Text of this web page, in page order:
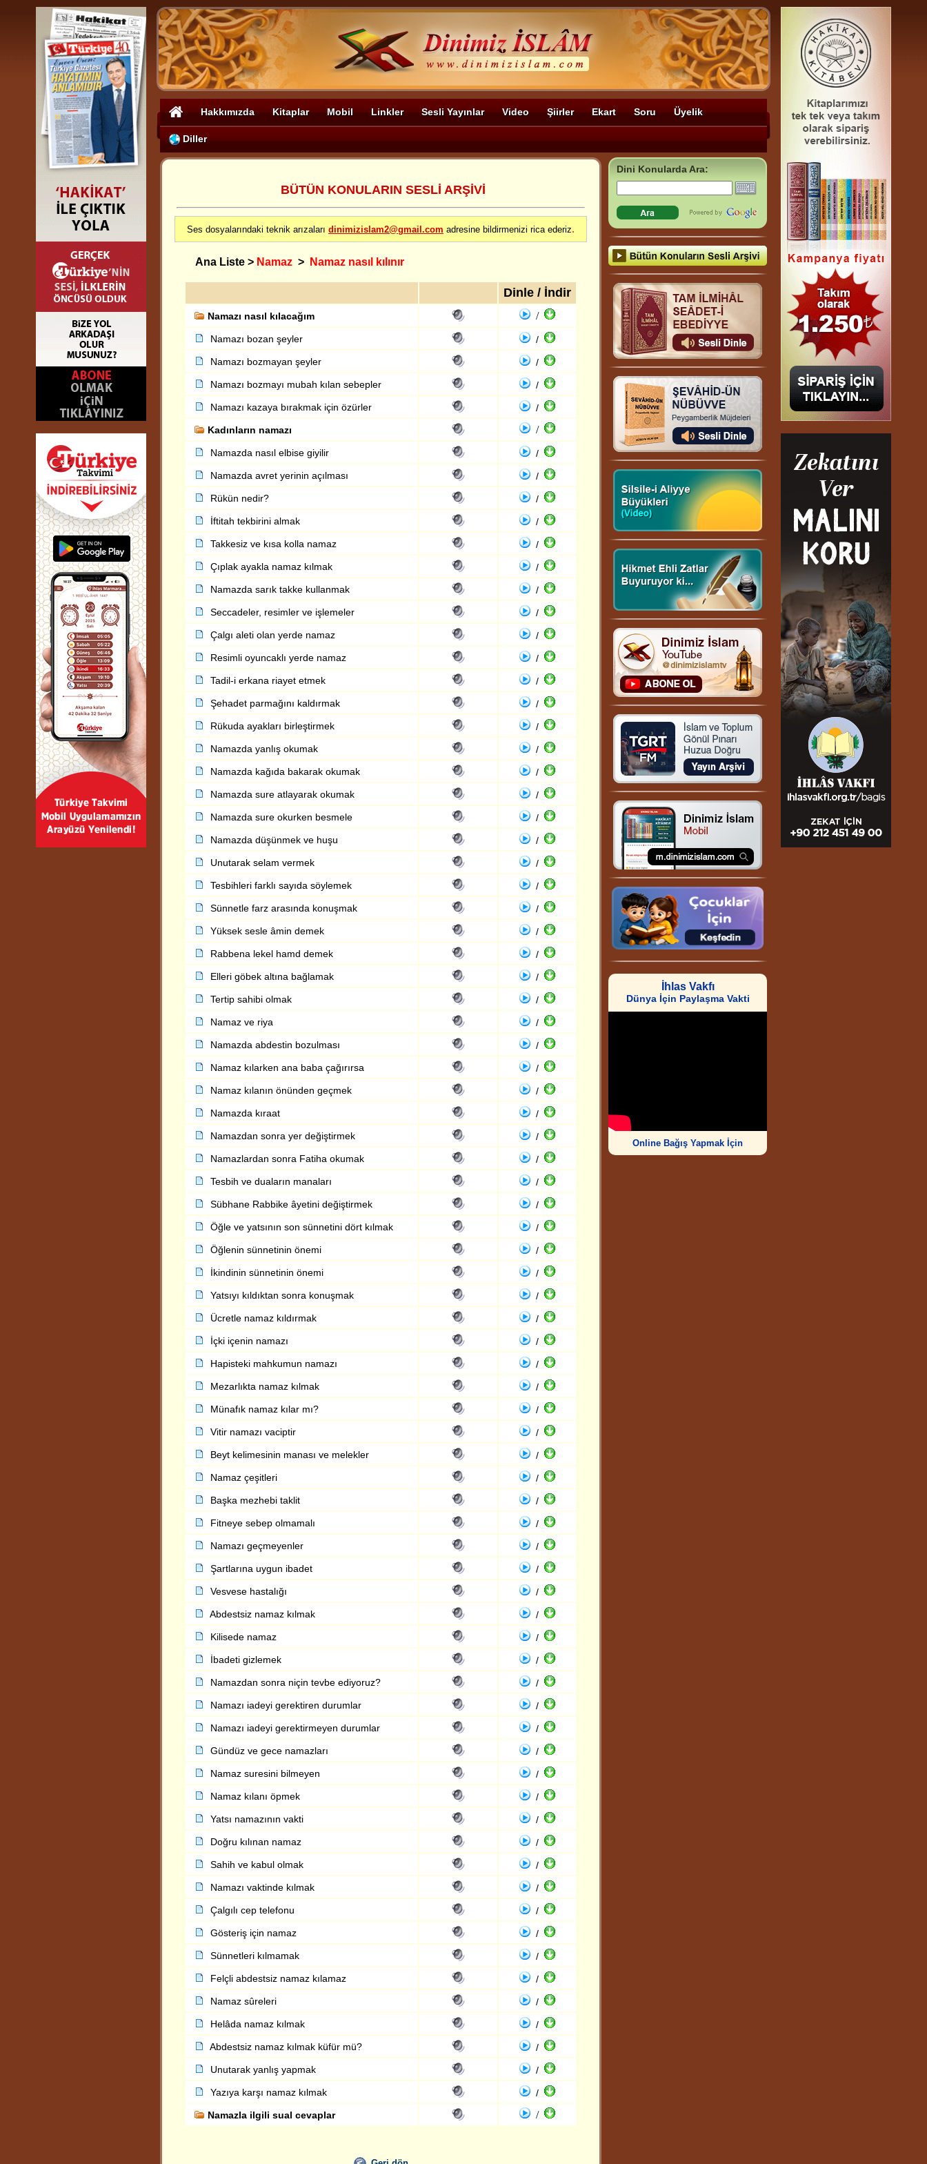
Hakkımızda Kitaplar Mobil Linkler Sesli Yayınlar Video Şiirler Ekart Soru Üyelik
Diller
BÜTÜN KONULARIN SESLİ ARŞİVİ
Ses dosyalarındaki teknik arızaları dinimizislam2@gmail.com adresine bildirmenizi rica ederiz.
Ana Liste > Namaz > Namaz nasıl kılınır
Dinle / İndir
Namazı nasıl kılacağım /
Namazı bozan şeyler
/
Namazı bozmayan şeyler
/
Namazı bozmayı mubah kılan sebepler
/
Namazı kazaya bırakmak için özürler
/
Kadınların namazı
/
Namazda nasıl elbise giyilir
/
Namazda avret yerinin açılması
/
Rükün nedir?
/
İftitah tekbirini almak
/
Takkesiz ve kısa kolla namaz
/
Çıplak ayakla namaz kılmak
/
Namazda sarık takke kullanmak
/
Seccadeler, resimler ve işlemeler
/
Çalgı aleti olan yerde namaz
/
Resimli oyuncaklı yerde namaz
/
Tadil-i erkana riayet etmek
/
Şehadet parmağını kaldırmak
/
Rükuda ayakları birleştirmek
/
Namazda yanlış okumak
/
Namazda kağıda bakarak okumak
/
Namazda sure atlayarak okumak
/
Namazda sure okurken besmele
/
Namazda düşünmek ve huşu
/
Unutarak selam vermek
/
Tesbihleri farklı sayıda söylemek
/
Sünnetle farz arasında konuşmak
/
Yüksek sesle âmin demek
/
Rabbena lekel hamd demek
/
Elleri göbek altına bağlamak
/
Tertip sahibi olmak
/
Namaz ve riya
/
Namazda abdestin bozulması
/
Namaz kılarken ana baba çağırırsa
/
Namaz kılanın önünden geçmek
/
Namazda kıraat
/
Namazdan sonra yer değiştirmek
/
Namazlardan sonra Fatiha okumak
/
Tesbih ve duaların manaları
/
Sübhane Rabbike âyetini değiştirmek
/
Öğle ve yatsının son sünnetini dört kılmak
/
Öğlenin sünnetinin önemi
/
İkindinin sünnetinin önemi
/
Yatsıyı kıldıktan sonra konuşmak
/
Ücretle namaz kıldırmak
/
İçki içenin namazı
/
Hapisteki mahkumun namazı
/
Mezarlıkta namaz kılmak
/
Münafık namaz kılar mı?
/
Vitir namazı vaciptir
/
Beyt kelimesinin manası ve melekler
/
Namaz çeşitleri
/
Başka mezhebi taklit
/
Fitneye sebep olmamalı
/
Namazı geçmeyenler
/
Şartlarına uygun ibadet
/
Vesvese hastalığı
/
Abdestsiz namaz kılmak
/
Kilisede namaz
/
İbadeti gizlemek
/
Namazdan sonra niçin tevbe ediyoruz?
/
Namazı iadeyi gerektiren durumlar
/
Namazı iadeyi gerektirmeyen durumlar
/
Gündüz ve gece namazları
/
Namaz suresini bilmeyen
/
Namaz kılanı öpmek
/
Yatsı namazının vakti
/
Doğru kılınan namaz
/
Sahih ve kabul olmak
/
Namazı vaktinde kılmak
/
Çalgılı cep telefonu
/
Gösteriş için namaz
/
Sünnetleri kılmamak
/
Felçli abdestsiz namaz kılamaz
/
Namaz sûreleri
/
Helâda namaz kılmak
/
Abdestsiz namaz kılmak küfür mü?
/
Unutarak yanlış yapmak
/
Yazıya karşı namaz kılmak
/
Namazla ilgili sual cevaplar
/
Dini Konularda Ara:
İhlas Vakfı
Dünya İçin Paylaşma Vakti
Online Bağış Yapmak İçin